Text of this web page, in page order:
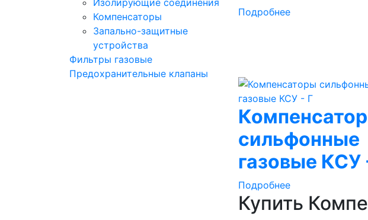
Изолирующие соединения
Компенсаторы
Запально-защитные
устройства
Фильтры газовые
Предохранительные клапаны
Подробнее
сильфонные
газовые КСУ
Подробнее
Купить